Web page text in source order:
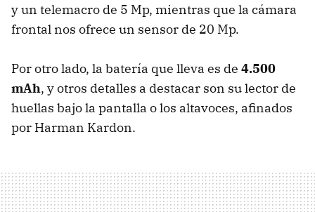
y un telemacro de 5 Mp, mientras que la cámara
frontal nos ofrece un sensor de 20 Mp.
Por otro lado, la batería que lleva es de 4.500
mAh, y otros detalles a destacar son su lector de
huellas bajo la pantalla o los altavoces, afinados
por Harman Kardon.